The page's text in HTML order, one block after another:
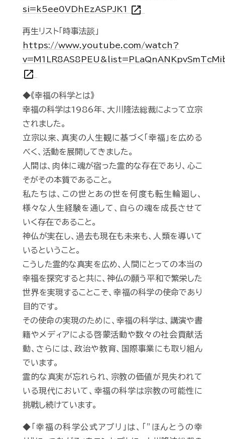
si=k5ee0VDhEzASPJK1 open_in_new
再生リスト「時事法談」
https://www.youtube.com/watch?
open_in_new
◆《幸福の科学とは》
幸福の科学は1986年、大川隆法総裁によって立宗
されました。
立宗以来、真実の人生観に基づく「幸福」を広める
べく、活動を展開してきました。
人間は、肉体に魂が宿った霊的な存在であり、心こ
そがその本質であること。
私たちは、この世とあの世を何度も転生輪廻し、
様々な人生経験を通して、自らの魂を成長させて
いく存在であること。
神仏が実在し、過去も現在も未来も、人類を導いて
いるということ。
こうした霊的な真実を広め、人間にとっての本当の
幸福を探究すると共に、神仏の願う平和で繁栄した
世界を実現することこそ、幸福の科学の使命であり
目的です。
その使命の実現のために、幸福の科学は、講演や書
籍やメディアによる啓蒙活動や数々の社会貢献活
動、さらには、政治や教育、国際事業にも取り組ん
でいます。
霊的な真実が忘れられ、宗教の価値が見失われて
いる現代において、幸福の科学は宗教の可能性に
挑戦し続けています。
◆「幸福の科学公式アプリ」は、「”ほんとうの幸